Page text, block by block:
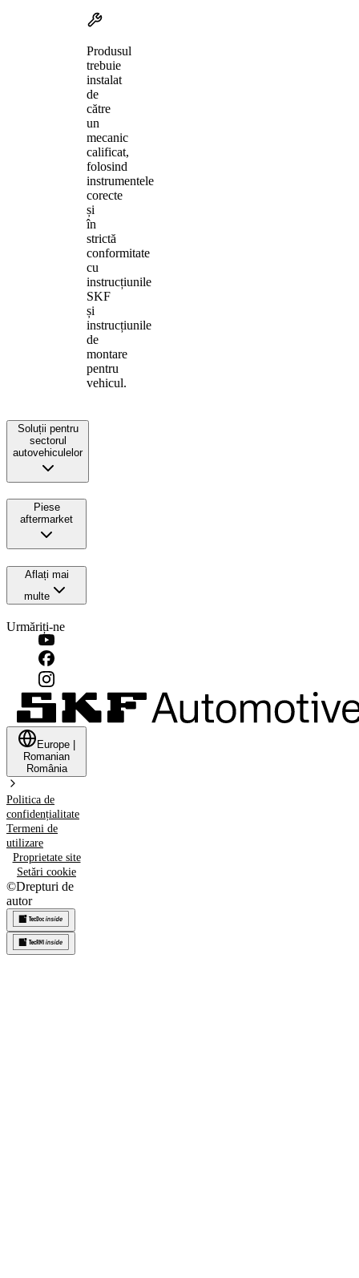
Produsul
trebuie
instalat
de
către
un
mecanic
calificat,
folosind
instrumentele
corecte
și
în
strictă
conformitate
cu
instrucțiunile
SKF
și
instrucțiunile
de
montare
pentru
vehicul.
Soluții pentru
sectorul
autovehiculelor
Piese
aftermarket
Aflați mai
multe
Urmăriți-ne
Europe
Romanian
România
Politica de
confidențialitate
Termeni de
utilizare
Proprietate site
Setări cookie
©Drepturi de
autor